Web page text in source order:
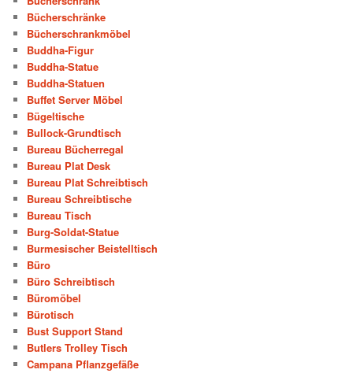
Bücherschränke
Bücherschrankmöbel
Buddha-Figur
Buddha-Statue
Buddha-Statuen
Buffet Server Möbel
Bügeltische
Bullock-Grundtisch
Bureau Bücherregal
Bureau Plat Desk
Bureau Plat Schreibtisch
Bureau Schreibtische
Bureau Tisch
Burg-Soldat-Statue
Burmesischer Beistelltisch
Büro
Büro Schreibtisch
Büromöbel
Bürotisch
Bust Support Stand
Butlers Trolley Tisch
Campana Pflanzgefäße